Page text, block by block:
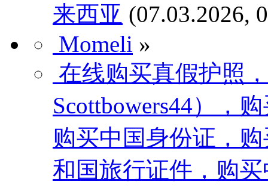
来西亚 (07.03.2026,
Momeli »
在线购买真假护照
Scottbowers44），
购买中国身份证，
和国旅行证件，购